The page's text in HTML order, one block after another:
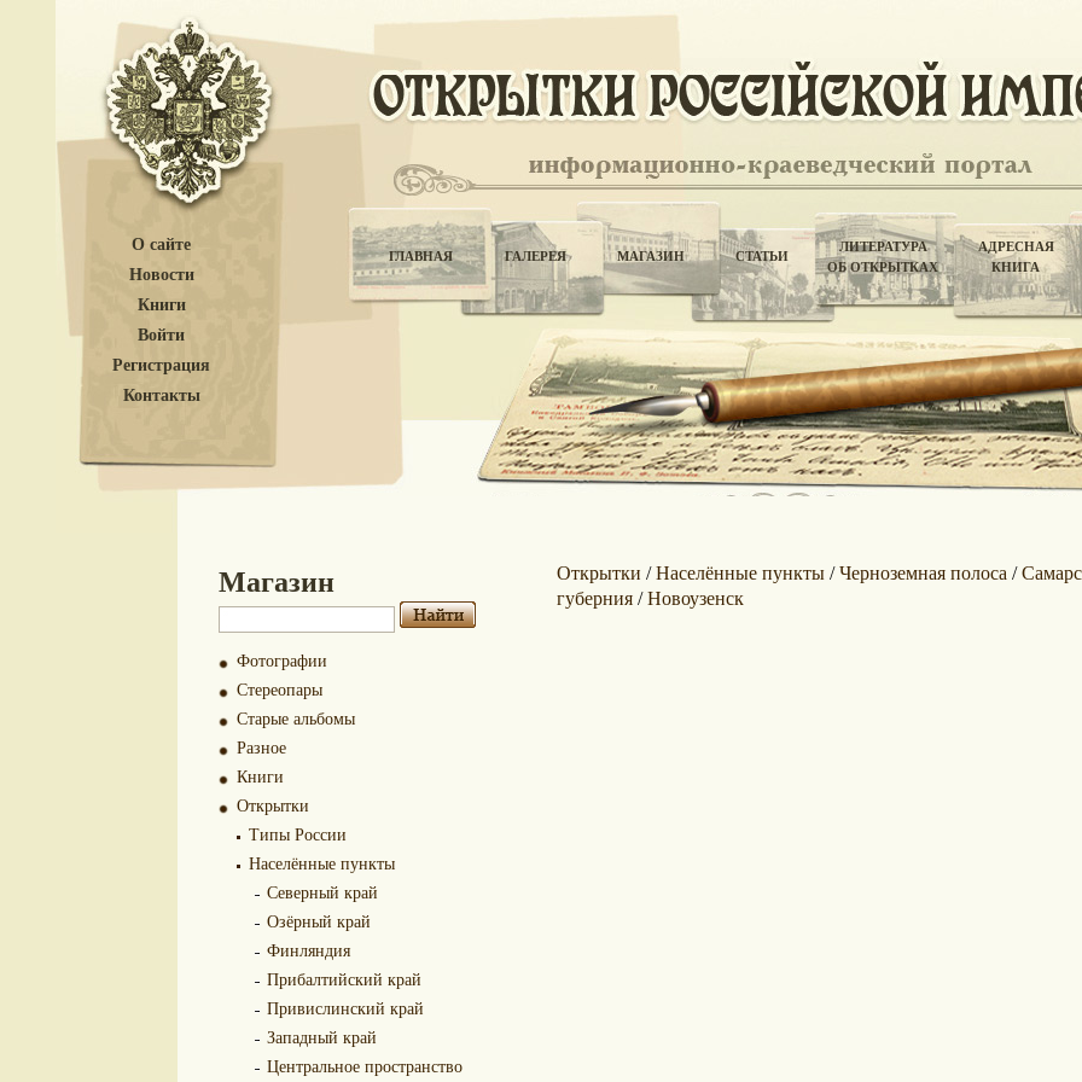
О сайте
Новости
Книги
Войти
Регистрация
Контакты
ГЛАВНАЯ ГАЛЕРЕЯ МАГАЗИН СТАТЬИ
ЛИТЕРАТУРА
ОБ ОТКРЫТКАХ
АДРЕСНАЯ
КНИГА
Магазин
Фотографии
Стереопары
Старые альбомы
Разное
Книги
Открытки
Типы России
Населённые пункты
Северный край
Озёрный край
Финляндия
Прибалтийский край
Привислинский край
Западный край
Центральное пространство
Открытки /Населённые пункты/Черноземная полоса /
губерния/Новоузенск